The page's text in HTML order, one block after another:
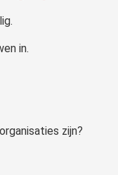
in.
zijn?